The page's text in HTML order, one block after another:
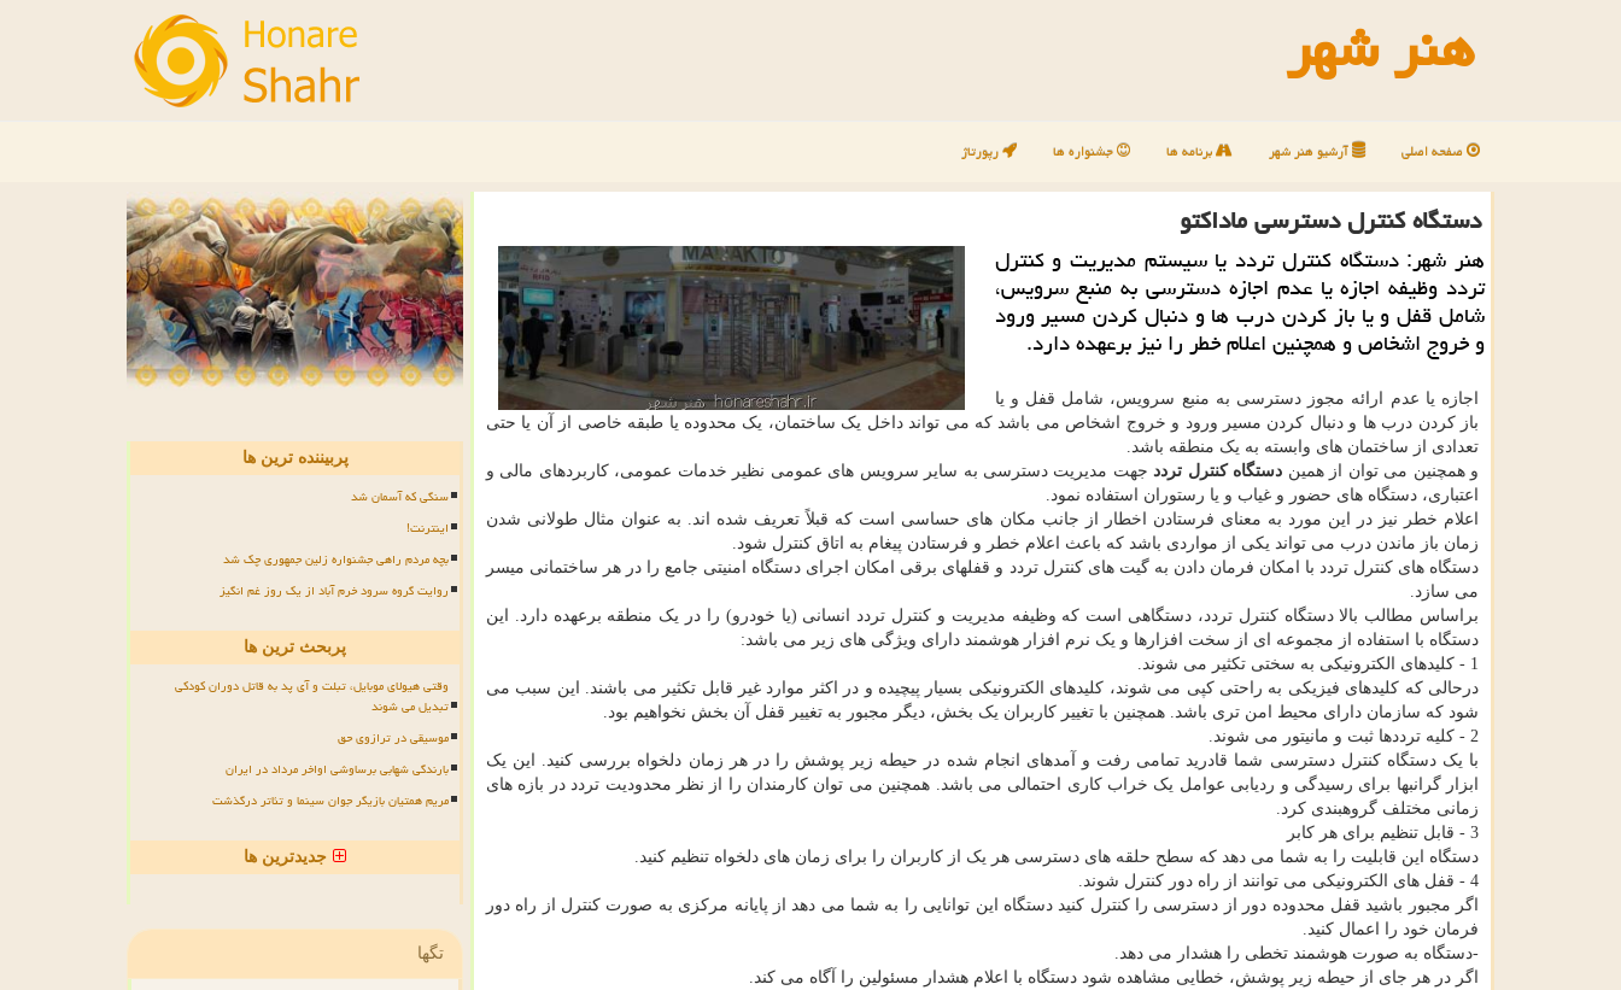
هنر شهر
صفحه اصلی آرشیو هنر شهر برنامه ها جشنواره ها رپورتاژ
دستگاه كنترل دسترسی ماداكتو
هنر شهر: دستگاه كنترل تردد یا سیستم مدیریت و كنترل
تردد وظیفه اجازه یا عدم اجازه دسترسی به منبع سرویس،
شامل قفل و یا باز كردن درب ها و دنبال كردن مسیر ورود
و خروج اشخاص و همچنین اعلام خطر را نیز برعهده دارد.
اجازه یا عدم ارائه مجوز دسترسی به منبع سرویس، شامل قفل و یا
باز کردن درب ها و دنبال کردن مسیر ورود و خروج اشخاص می باشد که می تواند داخل یک ساختمان، یک محدوده یا طبقه خاصی از آن یا حتی
تعدادی از ساختمان های وابسته به یک منطقه باشد.
و همچنین می توان از همین دستگاه کنترل ترددجهت مدیریت دسترسی به سایر سرویس های عمومی نظیر خدمات عمومی، کاربردهای مالی و
اعتباری، دستگاه های حضور و غیاب و یا رستوران استفاده نمود.
اعلام خطر نیز در این مورد به معنای فرستادن اخطار از جانب مکان های حساسی است که قبلاً تعریف شده اند. به عنوان مثال طولانی شدن
زمان باز ماندن درب می تواند یکی از مواردی باشد که باعث اعلام خطر و فرستادن پیغام به اتاق کنترل شود.
دستگاه های کنترل تردد با امکان فرمان دادن به گیت های کنترل تردد و قفلهای برقی امکان اجرای دستگاه امنیتی جامع را در هر ساختمانی میسر
می سازد.
براساس مطالب بالا دستگاه کنترل تردد، دستگاهی است که وظیفه مدیریت و کنترل تردد انسانی (یا خودرو) را در یک منطقه برعهده دارد. این
دستگاه با استفاده از مجموعه ای از سخت افزارها و یک نرم افزار هوشمند دارای ویژگی های زیر می باشد:
1 - کلیدهای الکترونیکی به سختی تکثیر می شوند.
درحالی که کلیدهای فیزیکی به راحتی کپی می شوند، کلیدهای الکترونیکی بسیار پیچیده و در اکثر موارد غیر قابل تکثیر می باشند. این سبب می
شود که سازمان دارای محیط امن تری باشد. همچنین با تغییر کاربران یک بخش، دیگر مجبور به تغییر قفل آن بخش نخواهیم بود.
2 - کلیه ترددها ثبت و مانیتور می شوند.
با یک دستگاه کنترل دسترسی شما قادرید تمامی رفت و آمدهای انجام شده در حیطه زیر پوشش را در هر زمان دلخواه بررسی کنید. این یک
ابزار گرانبها برای رسیدگی و ردیابی عوامل یک خراب کاری احتمالی می باشد. همچنین می توان کارمندان را از نظر محدودیت تردد در بازه های
زمانی مختلف گروهبندی کرد.
3 - قابل تنظیم برای هر کابر
دستگاه این قابلیت را به شما می دهد که سطح حلقه های دسترسی هر یک از کاربران را برای زمان های دلخواه تنظیم کنید.
4 - قفل های الکترونیکی می توانند از راه دور کنترل شوند.
اگر مجبور باشید قفل محدوده دور از دسترسی را کنترل کنید دستگاه این توانایی را به شما می دهد از پایانه مرکزی به صورت کنترل از راه دور
فرمان خود را اعمال کنید.
-دستگاه به صورت هوشمند تخطی را هشدار می دهد.
اگر در هر جای از حیطه زیر پوشش، خطایی مشاهده شود دستگاه با اعلام هشدار مسئولین را آگاه می کند.
پربیننده ترین ها
سنگی که آسمان شد
اینترنت!
بچه مردم راهی جشنواره زلین جمهوری چک شد
روایت گروه سرود خرم آباد از یک روز غم انگیز
پربحث ترین ها
وقتی هیولای موبایل، تبلت و آی پد به قاتل دوران کودکی
تبدیل می شوند
موسیقی در ترازوی حق
بارندگی شهابی برساوشی اواخر مرداد در ایران
مریم همتیان بازیگر جوان سینما و تئاتر درگذشت
جدیدترین ها
تگها